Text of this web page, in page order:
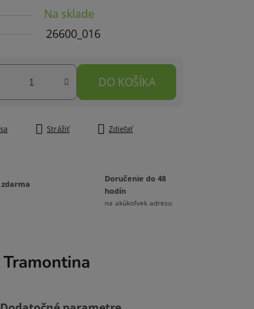
Na sklade
26600_016
DO KOŠÍKA
Strážiť Zdieľať
Doručenie do 48
hodín
na akúkoľvek adresu
Tramontina